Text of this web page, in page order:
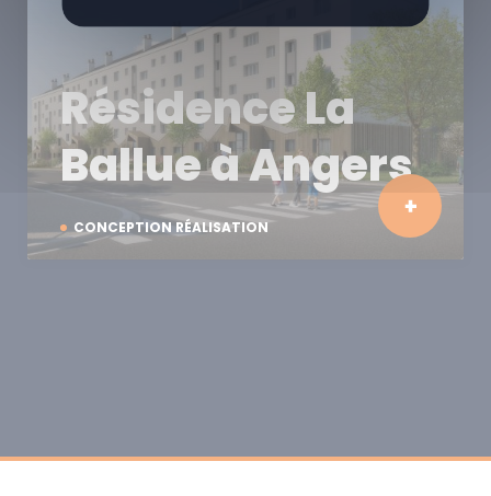
CONCEPTION RÉALISATION
Résidence La
Ballue à Angers